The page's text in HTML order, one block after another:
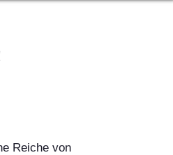
Reiche von